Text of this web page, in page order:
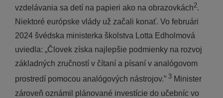
vzdelávania sa detí na papieri ako na obrazovkách2.
Niektoré európske vlády už začali konať. Vo februári
2024 švédska ministerka školstva Lotta Edholmová
uviedla: „Človek získa najlepšie podmienky na rozvoj
základných zručností v čítaní a písaní v analógovom
prostredí pomocou analógových nástrojov.” 3Minister
zároveň oznámil plánované investície do učebníc vo